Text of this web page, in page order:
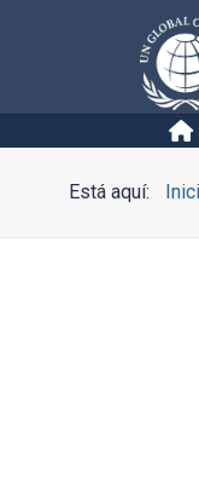
Está aquí: